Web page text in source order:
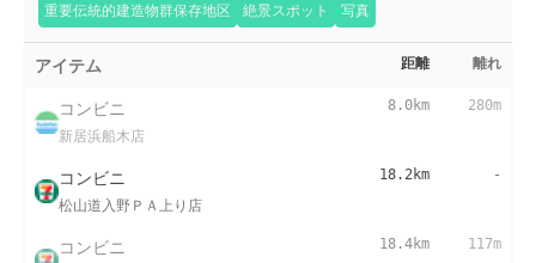
重要伝統的建造物群保存地区 絶景スポット 写真
アイテム 距離 離れ
コンビニ
新居浜船木店
8.0km 280m
コンビニ
松山道入野ＰＡ上り店
18.2km -
コンビニ 18.4km 117m